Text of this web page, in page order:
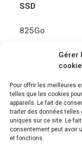
Gérer
Pour offrir les meilleures
telles que les cookies
appareils. Le fait de
traiter des données telles
uniques sur ce site. Le
consentement peut avoir
et fonctions.
SSD
825Go
5.5Gbit/s de
Disque de jeu
Ultra HD Blu-
Sortie vidéo
Compatibilité
8K, VRR